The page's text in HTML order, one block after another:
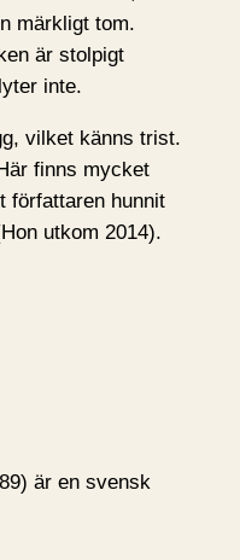
märkligt tom.
är stolpigt
inte.
vilket känns trist.
finns mycket
författaren hunnit
utkom 2014).
är en svensk